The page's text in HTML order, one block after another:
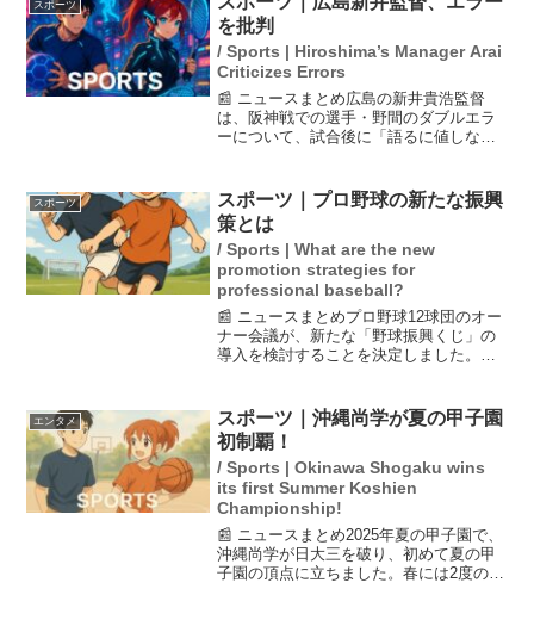
スポーツ
を批判
/ Sports | Hiroshima’s Manager Arai
Criticizes Errors
📰 ニュースまとめ広島の新井貴浩監督
は、阪神戦での選手・野間のダブルエラ
ーについて、試合後に「語るに値しない
ている私がすべて悪い」と責任を感じて
いることを明らかにしまし...
スポーツ
スポーツ｜プロ野球の新たな振興
策とは
/ Sports | What are the new
promotion strategies for
professional baseball?
📰 ニュースまとめプロ野球12球団のオー
ナー会議が、新たな「野球振興くじ」の
導入を検討することを決定しました。こ
興のための財源を確保することを目的と
しています。しかし、...
エンタメ
スポーツ｜沖縄尚学が夏の甲子園
初制覇！
/ Sports | Okinawa Shogaku wins
its first Summer Koshien
Championship!
📰 ニュースまとめ2025年夏の甲子園で、
沖縄尚学が日大三を破り、初めて夏の甲
子園の頂点に立ちました。春には2度の優